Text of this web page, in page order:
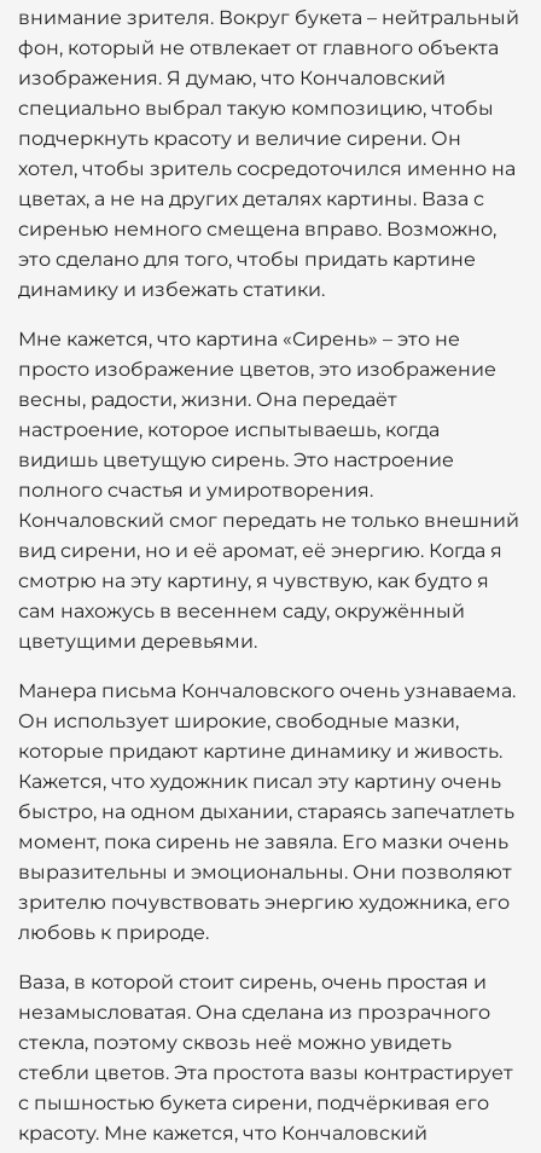
внимание зрителя. Вокруг букета – нейтральный
фон, который не отвлекает от главного объекта
изображения. Я думаю, что Кончаловский
специально выбрал такую композицию, чтобы
подчеркнуть красоту и величие сирени. Он
хотел, чтобы зритель сосредоточился именно на
цветах, а не на других деталях картины. Ваза с
сиренью немного смещена вправо. Возможно,
это сделано для того, чтобы придать картине
динамику и избежать статики.
Мне кажется, что картина «Сирень» – это не
просто изображение цветов, это изображение
весны, радости, жизни. Она передаёт
настроение, которое испытываешь, когда
видишь цветущую сирень. Это настроение
полного счастья и умиротворения.
Кончаловский смог передать не только внешний
вид сирени, но и её аромат, её энергию. Когда я
смотрю на эту картину, я чувствую, как будто я
сам нахожусь в весеннем саду, окружённый
цветущими деревьями.
Манера письма Кончаловского очень узнаваема.
Он использует широкие, свободные мазки,
которые придают картине динамику и живость.
Кажется, что художник писал эту картину очень
быстро, на одном дыхании, стараясь запечатлеть
момент, пока сирень не завяла. Его мазки очень
выразительны и эмоциональны. Они позволяют
зрителю почувствовать энергию художника, его
любовь к природе.
Ваза, в которой стоит сирень, очень простая и
незамысловатая. Она сделана из прозрачного
стекла, поэтому сквозь неё можно увидеть
стебли цветов. Эта простота вазы контрастирует
с пышностью букета сирени, подчёркивая его
красоту. Мне кажется, что Кончаловский